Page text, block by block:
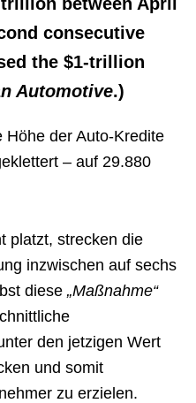
consecutive
the $1-trillion
Automotive.)
der Auto-Kredite
– auf 29.880
platzt, strecken die
inzwischen auf sechs
diese „Maßnahme“
den jetzigen Wert
und somit
zu erzielen.